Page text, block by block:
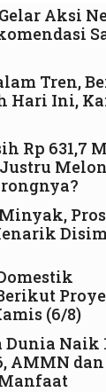
Aksi
Tren,
Hari Ini,
Rp 631,7
(6/8)
Dunia Naik
AMMN